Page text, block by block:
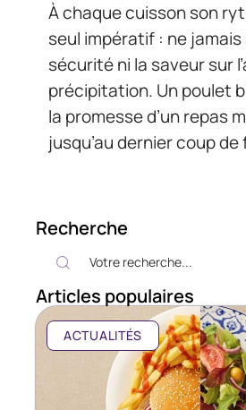
À chaque cuisson son
seul impératif : ne
sécurité ni la saveur sur
précipitation. Un poulet
la promesse d’un repas
jusqu’au dernier coup
Recherche
Articles populaires
ACTUALITÉS